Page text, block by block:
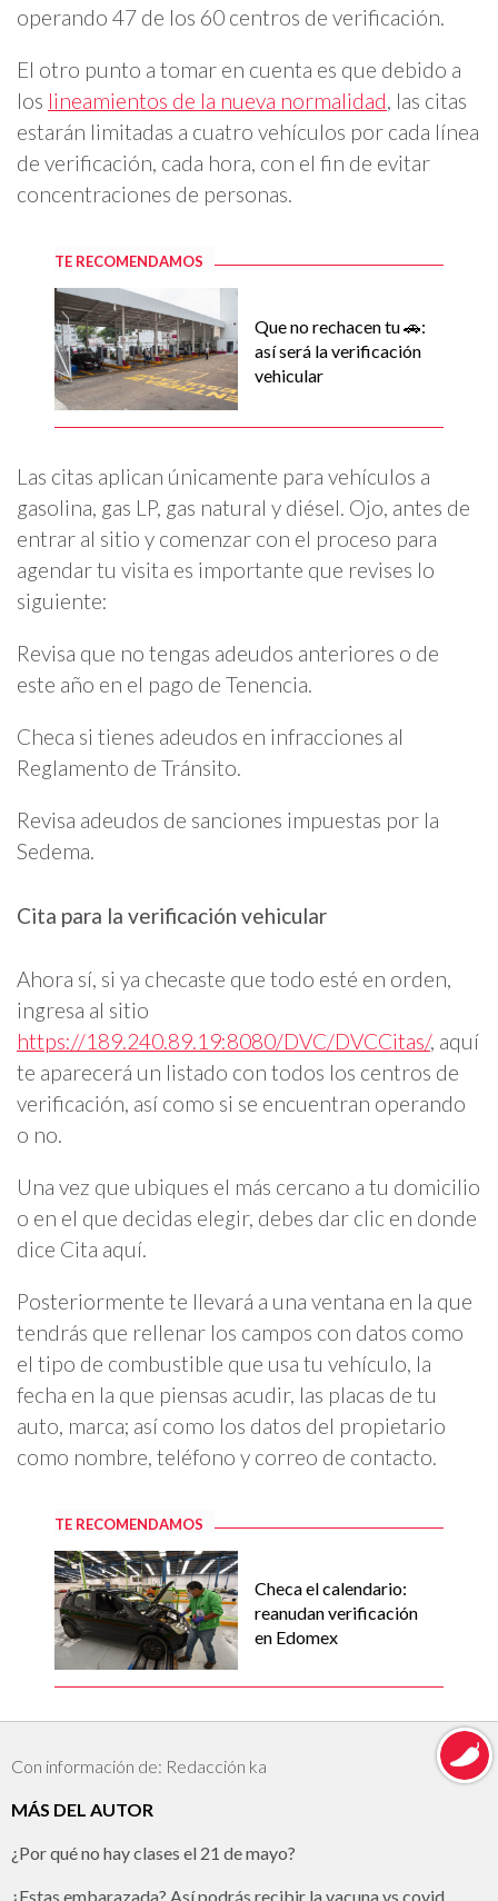
operando 47 de los 60 centros de verificación.
El otro punto a tomar en cuenta es que debido a
los lineamientos de la nueva normalidad, las citas
estarán limitadas a cuatro vehículos por cada línea
de verificación, cada hora, con el fin de evitar
concentraciones de personas.
TE RECOMENDAMOS
Que no rechacen tu 🚗:
así será la verificación
vehicular
Las citas aplican únicamente para vehículos a
gasolina, gas LP, gas natural y diésel. Ojo, antes de
entrar al sitio y comenzar con el proceso para
agendar tu visita es importante que revises lo
siguiente:
Revisa que no tengas adeudos anteriores o de
este año en el pago de Tenencia.
Checa si tienes adeudos en infracciones al
Reglamento de Tránsito.
Revisa adeudos de sanciones impuestas por la
Sedema.
Cita para la verificación vehicular
Ahora sí, si ya checaste que todo esté en orden,
ingresa al sitio
https://189.240.89.19:8080/DVC/DVCCitas/, aquí
te aparecerá un listado con todos los centros de
verificación, así como si se encuentran operando
o no.
Una vez que ubiques el más cercano a tu domicilio
o en el que decidas elegir, debes dar clic en donde
dice Cita aquí.
Posteriormente te llevará a una ventana en la que
tendrás que rellenar los campos con datos como
el tipo de combustible que usa tu vehículo, la
fecha en la que piensas acudir, las placas de tu
auto, marca; así como los datos del propietario
como nombre, teléfono y correo de contacto.
TE RECOMENDAMOS
Checa el calendario:
reanudan verificación
en Edomex
Con información de: Redacción ka
MÁS DEL AUTOR
¿Por qué no hay clases el 21 de mayo?
¿Estas embarazada? Así podrás recibir la vacuna vs covid